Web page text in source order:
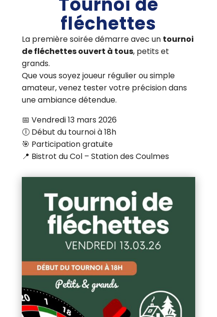
fléchettes
La première soirée démarre avec un tournoi
de fléchettes ouvert à tous, petits et
grands.
Que vous soyez joueur régulier ou simple
amateur, venez tester votre précision dans
une ambiance détendue.
📅 Vendredi 13 mars 2026
🕕 Début du tournoi à 18h
🎯 Participation gratuite
📍 Bistrot du Col – Station des Coulmes